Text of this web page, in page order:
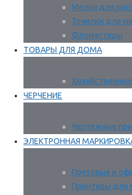
Мелки для
Точилки для
Фломастеры
ТОВАРЫ ДЛЯ ДОМА
ЧЕРЧЕНИЕ
Чертежные
ЭЛЕКТРОННАЯ
Почтовые и
Принтеры для